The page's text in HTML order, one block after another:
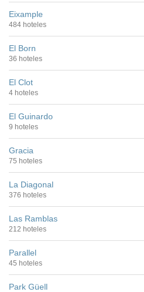
Eixample
484 hoteles
El Born
36 hoteles
El Clot
4 hoteles
El Guinardo
9 hoteles
Gracia
75 hoteles
La Diagonal
376 hoteles
Las Ramblas
212 hoteles
Parallel
45 hoteles
Park Güell